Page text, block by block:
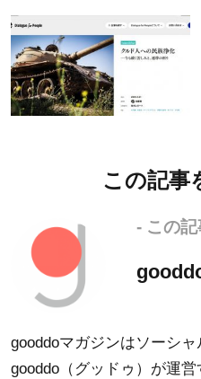
この記事
- この
gooddoマガジンはソーシ
gooddo（グッドゥ）が運